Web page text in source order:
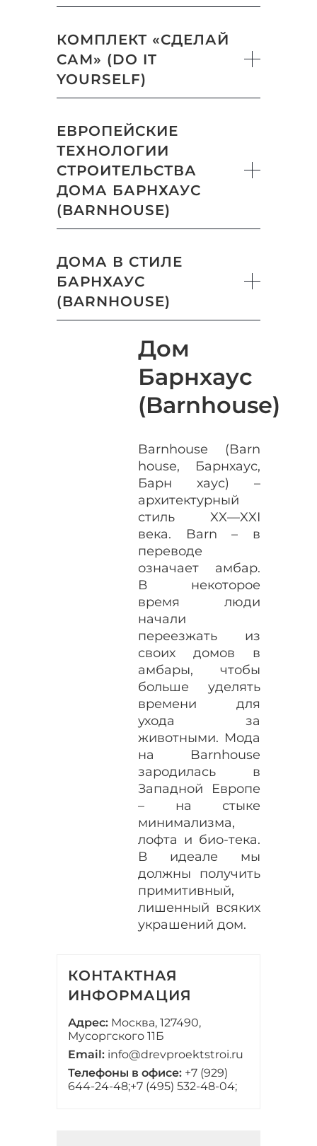
КОМПЛЕКТ «СДЕЛАЙ
САМ» (DO IT
YOURSELF)
ЕВРОПЕЙСКИЕ
ТЕХНОЛОГИИ
СТРОИТЕЛЬСТВА
ДОМА БАРНХАУС
(BARNHOUSE)
ДОМА В СТИЛЕ
БАРНХАУС
(BARNHOUSE)
Дом
Барнхаус
(Barnhouse)
Barnhouse (Barn
house, Барнхаус,
Барн хаус) –
архитектурный
стиль XX—XXI
века. Barn – в
переводе
означает амбар.
В некоторое
время люди
начали
переезжать из
своих домов в
амбары, чтобы
больше уделять
времени для
ухода за
животными. Мода
на Barnhouse
зародилась в
Западной Европе
– на стыке
минимализма,
лофта и био-тека.
В идеале мы
должны получить
примитивный,
лишенный всяких
украшений дом.
КОНТАКТНАЯ
ИНФОРМАЦИЯ
Адрес: Москва, 127490,
Мусоргского 11Б
Email: info@drevproektstroi.ru
Телефоны в офисе: +7 (929)
644-24-48;+7 (495) 532-48-04;